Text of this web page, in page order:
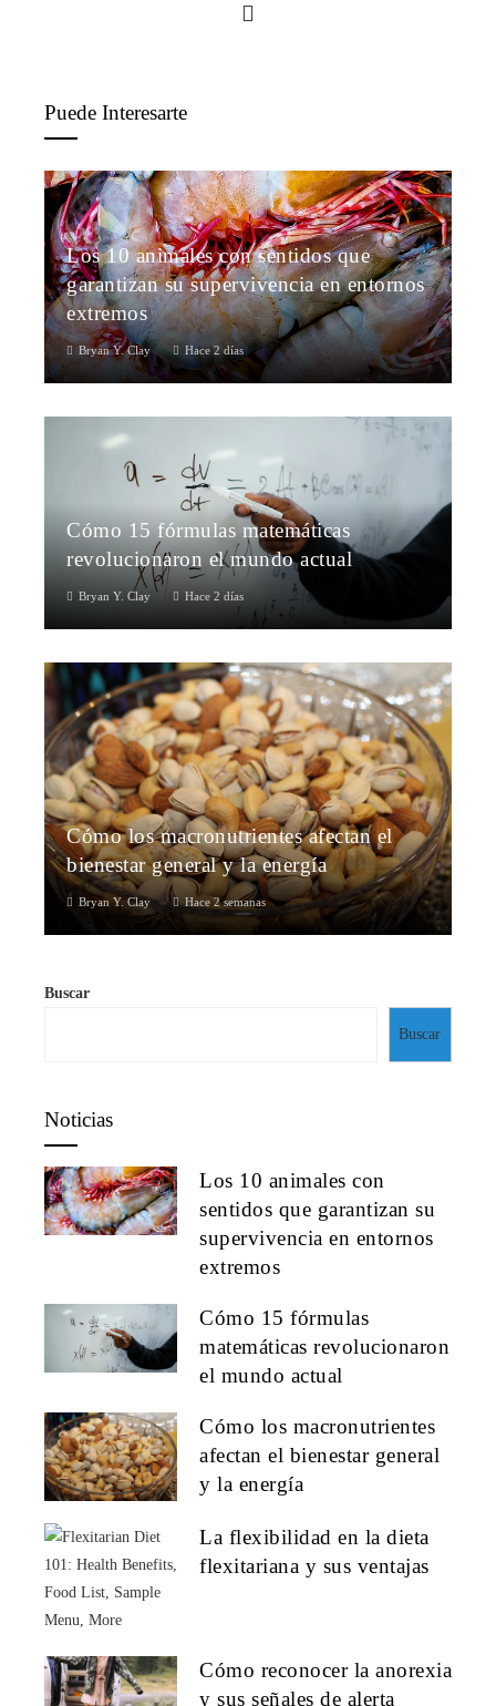
Puede Interesarte
Los 10 animales con sentidos que
garantizan su supervivencia en entornos
extremos
Bryan Y. Clay Hace 2 días
Cómo 15 fórmulas matemáticas
revolucionaron el mundo actual
Bryan Y. Clay Hace 2 días
Cómo los macronutrientes afectan el
bienestar general y la energía
Bryan Y. Clay Hace 2 semanas
Buscar
Buscar
Noticias
Los 10 animales con
sentidos que garantizan su
supervivencia en entornos
extremos
Cómo 15 fórmulas
matemáticas revolucionaron
el mundo actual
Cómo los macronutrientes
afectan el bienestar general
y la energía
La flexibilidad en la dieta
flexitariana y sus ventajas
Cómo reconocer la anorexia
y sus señales de alerta